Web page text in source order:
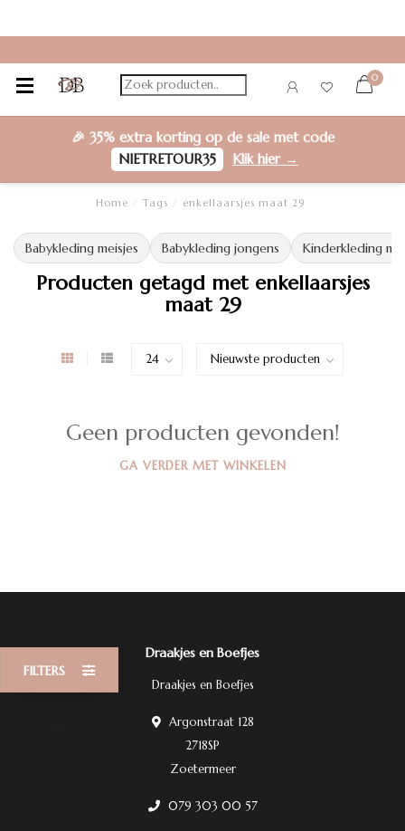
0
🎉 35% extra kortingop de sale met code
NIETRETOUR35
Klik hier →
Home Tags enkellaarsjes maat 29
Babykleding meisjes Babykleding jongens Kinderkleding
Producten getagd met enkellaarsjes
maat 29
FILTERS
Geen producten gevonden!
GA VERDER MET WINKELEN
Draakjes en Boefjes
Draakjes en Boefjes
Argonstraat 128
2718SP
Zoetermeer
079 303 00 57